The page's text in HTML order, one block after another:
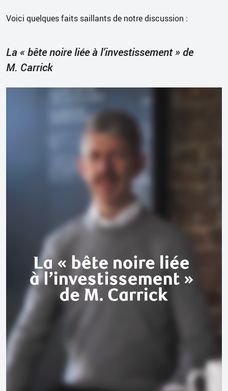
Voici quelques faits saillants de notre discussion :
La « bête noire liée à l’investissement » de
M. Carrick